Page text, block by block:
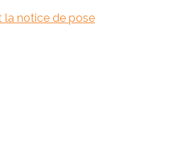
la notice de pose